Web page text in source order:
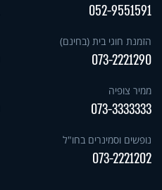
052-9551591
הזמנת חוגי בית (בחינם)
073-2221290
ממיר צופיה
073-3333333
נופשים וסמינרים בחו"ל
073-2221202